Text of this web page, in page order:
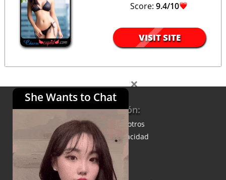
Score: 9.4/10
VISIT SITE
Información:
Acerca de nosotros
Política de privacidad
She Wants to Chat
×